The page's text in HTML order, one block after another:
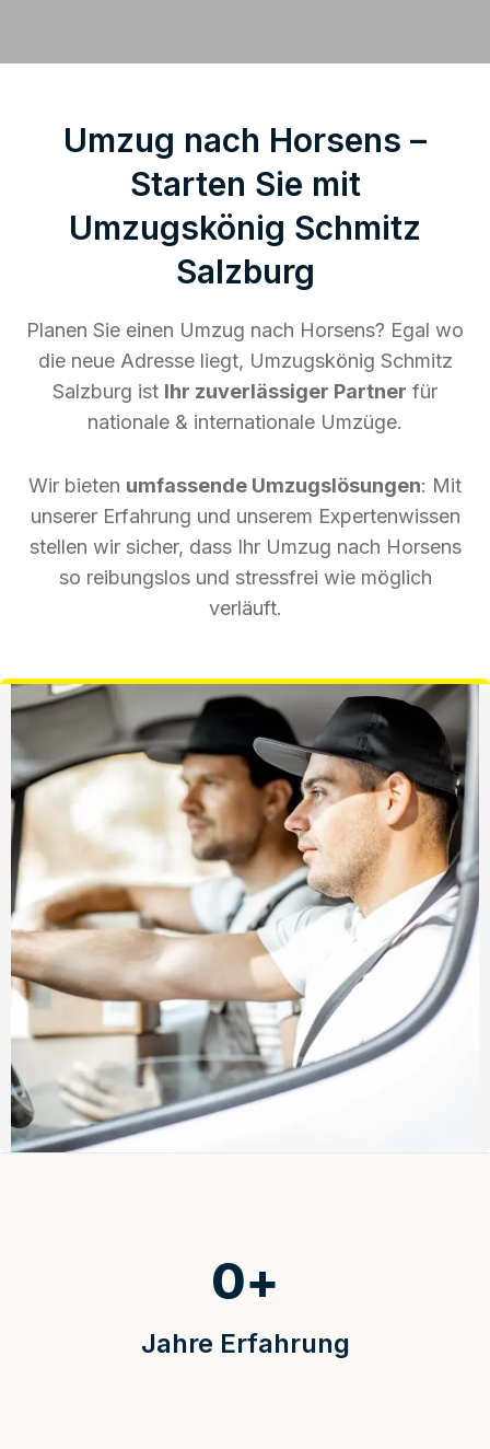
Umzug nach Horsens –
Starten Sie mit
Umzugskönig Schmitz
Salzburg
Planen Sie einen Umzug nach Horsens? Egal wo
die neue Adresse liegt, Umzugskönig Schmitz
Salzburg ist Ihr zuverlässiger Partner für
nationale & internationale Umzüge.
Wir bieten umfassende Umzugslösungen: Mit
unserer Erfahrung und unserem Expertenwissen
stellen wir sicher, dass Ihr Umzug nach Horsens
so reibungslos und stressfrei wie möglich
verläuft.
Jahre Erfahrung
0+